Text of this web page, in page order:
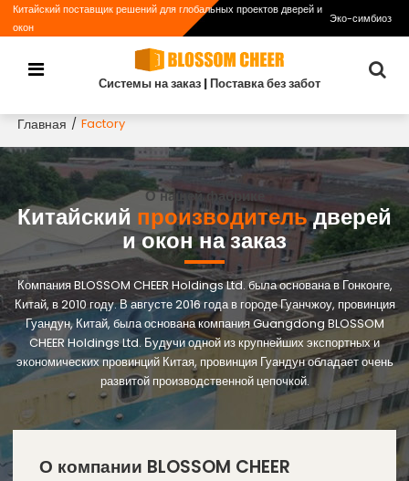
Китайский поставщик решений для глобальных проектов дверей и
окон
Эко-симбиоз
Системы на заказ | Поставка без забот
Главная / Factory
О нашей фабрике
Китайский производительдверей
и окон на заказ
Компания BLOSSOM CHEER Holdings Ltd. была основана в Гонконге,
Китай, в 2010 году. В августе 2016 года в городе Гуанчжоу, провинция
Гуандун, Китай, была основана компания Guangdong BLOSSOM
CHEER Holdings Ltd. Будучи одной из крупнейших экспортных и
экономических провинций Китая, провинция Гуандун обладает очень
развитой производственной цепочкой.
О компании BLOSSOM CHEER